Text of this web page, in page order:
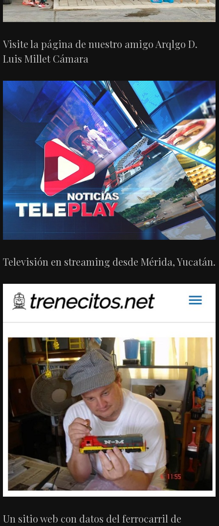
Visite la página de nuestro amigo Arqlgo D.
Luis Millet Cámara
Televisión en streaming desde Mérida, Yucatán.
Un sitio web con datos del ferrocarril de